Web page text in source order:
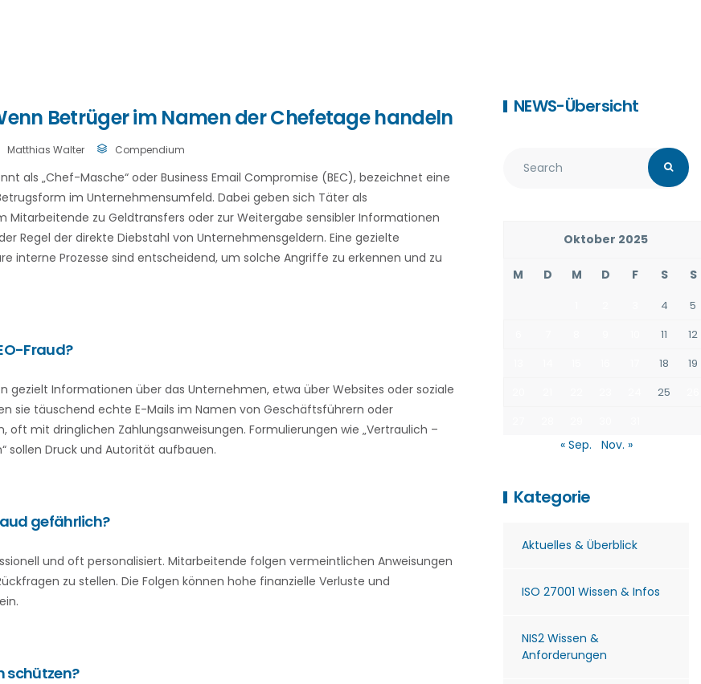
Betrüger im Namen der Chefetage handeln
Matthias Walter Compendium
als „Chef-Masche“ oder Business Email Compromise (BEC), bezeichnet eine
im Unternehmensumfeld. Dabei geben sich Täter als
Mitarbeitende zu Geldtransfers oder zur Weitergabe sensibler Informationen
Regel der direkte Diebstahl von Unternehmensgeldern. Eine gezielte
interne Prozesse sind entscheidend, um solche Angriffe zu erkennen und zu
Fraud?
gezielt Informationen über das Unternehmen, etwa über Websites oder soziale
sie täuschend echte E-Mails im Namen von Geschäftsführern oder
oft mit dringlichen Zahlungsanweisungen. Formulierungen wie „Vertraulich –
sollen Druck und Autorität aufbauen.
gefährlich?
und oft personalisiert. Mitarbeitende folgen vermeintlichen Anweisungen
zu stellen. Die Folgen können hohe finanzielle Verluste und
schützen?
NEWS-Übersicht
Oktober 2025
M D M D F S S
4
5
11
12
18
19
25
« Sep. Nov. »
Kategorie
Aktuelles & Überblick
ISO 27001 Wissen & Infos
NIS2 Wissen &
Anforderungen